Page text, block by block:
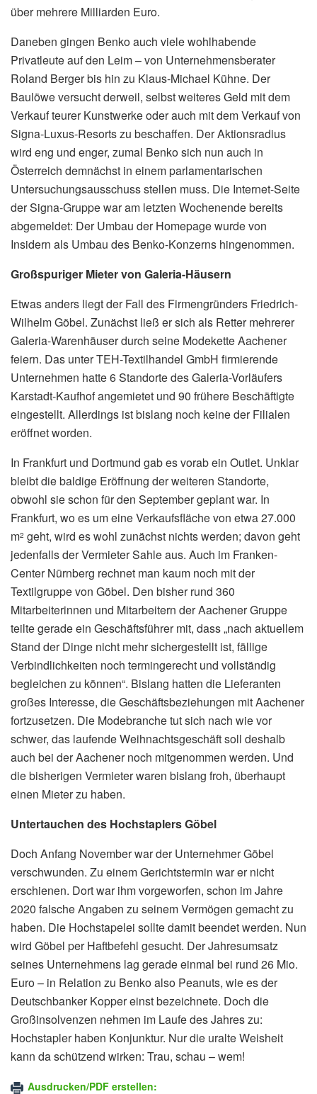
über mehrere Milliarden Euro.
Daneben gingen Benko auch viele wohlhabende
Privatleute auf den Leim – von Unternehmensberater
Roland Berger bis hin zu Klaus-Michael Kühne. Der
Baulöwe versucht derweil, selbst weiteres Geld mit dem
Verkauf teurer Kunstwerke oder auch mit dem Verkauf von
Signa-Luxus-Resorts zu beschaffen. Der Aktionsradius
wird eng und enger, zumal Benko sich nun auch in
Österreich demnächst in einem parlamentarischen
Untersuchungsausschuss stellen muss. Die Internet-Seite
der Signa-Gruppe war am letzten Wochenende bereits
abgemeldet: Der Umbau der Homepage wurde von
Insidern als Umbau des Benko-Konzerns hingenommen.
Großspuriger Mieter von Galeria-Häusern
Etwas anders liegt der Fall des Firmengründers Friedrich-
Wilhelm Göbel. Zunächst ließ er sich als Retter mehrerer
Galeria-Warenhäuser durch seine Modekette Aachener
feiern. Das unter TEH-Textilhandel GmbH firmierende
Unternehmen hatte 6 Standorte des Galeria-Vorläufers
Karstadt-Kaufhof angemietet und 90 frühere Beschäftigte
eingestellt. Allerdings ist bislang noch keine der Filialen
eröffnet worden.
In Frankfurt und Dortmund gab es vorab ein Outlet. Unklar
bleibt die baldige Eröffnung der weiteren Standorte,
obwohl sie schon für den September geplant war. In
Frankfurt, wo es um eine Verkaufsfläche von etwa 27.000
m2 geht, wird es wohl zunächst nichts werden; davon geht
jedenfalls der Vermieter Sahle aus. Auch im Franken-
Center Nürnberg rechnet man kaum noch mit der
Textilgruppe von Göbel. Den bisher rund 360
Mitarbeiterinnen und Mitarbeitern der Aachener Gruppe
teilte gerade ein Geschäftsführer mit, dass „nach aktuellem
Stand der Dinge nicht mehr sichergestellt ist, fällige
Verbindlichkeiten noch termingerecht und vollständig
begleichen zu können“. Bislang hatten die Lieferanten
großes Interesse, die Geschäftsbeziehungen mit Aachener
fortzusetzen. Die Modebranche tut sich nach wie vor
schwer, das laufende Weihnachtsgeschäft soll deshalb
auch bei der Aachener noch mitgenommen werden. Und
die bisherigen Vermieter waren bislang froh, überhaupt
einen Mieter zu haben.
Untertauchen des Hochstaplers Göbel
Doch Anfang November war der Unternehmer Göbel
verschwunden. Zu einem Gerichtstermin war er nicht
erschienen. Dort war ihm vorgeworfen, schon im Jahre
2020 falsche Angaben zu seinem Vermögen gemacht zu
haben. Die Hochstapelei sollte damit beendet werden. Nun
wird Göbel per Haftbefehl gesucht. Der Jahresumsatz
seines Unternehmens lag gerade einmal bei rund 26 Mio.
Euro – in Relation zu Benko also Peanuts, wie es der
Deutschbanker Kopper einst bezeichnete. Doch die
Großinsolvenzen nehmen im Laufe des Jahres zu:
Hochstapler haben Konjunktur. Nur die uralte Weisheit
kann da schützend wirken: Trau, schau – wem!
Ausdrucken/PDF erstellen: